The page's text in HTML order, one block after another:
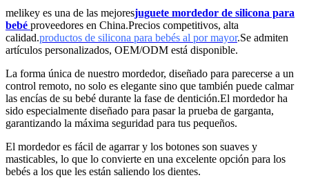
melikey es una de las mejoresjuguete mordedor de silicona para
bebé proveedores en China.Precios competitivos, alta
calidad.productos de silicona para bebés al por mayor.Se admiten
artículos personalizados, OEM/ODM está disponible.
La forma única de nuestro mordedor, diseñado para parecerse a un
control remoto, no solo es elegante sino que también puede calmar
las encías de su bebé durante la fase de dentición.El mordedor ha
sido especialmente diseñado para pasar la prueba de garganta,
garantizando la máxima seguridad para tus pequeños.
El mordedor es fácil de agarrar y los botones son suaves y
masticables, lo que lo convierte en una excelente opción para los
bebés a los que les están saliendo los dientes.